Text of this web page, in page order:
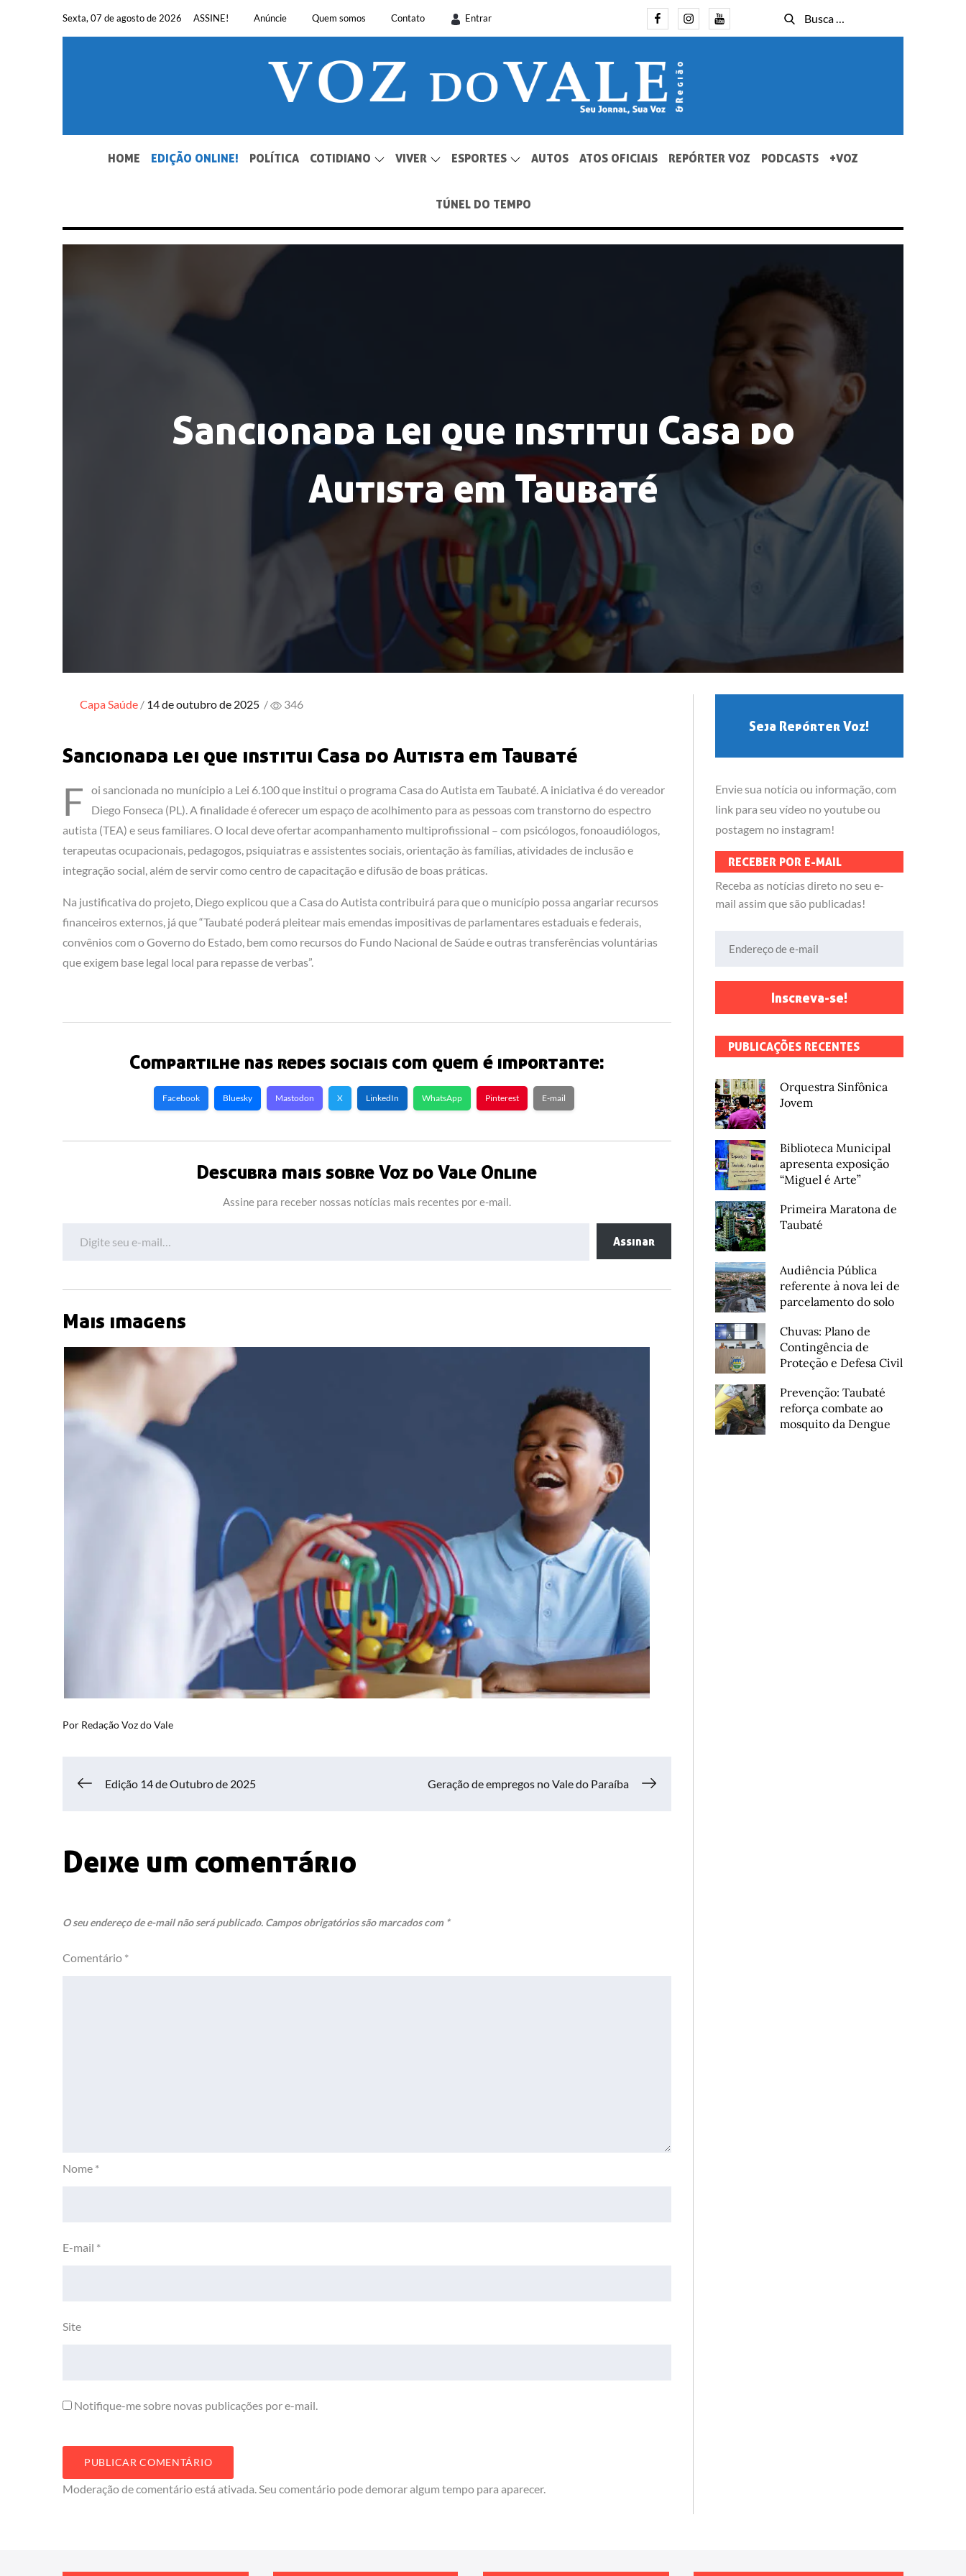
Sexta, 07 de agosto de 2026 ASSINE! Anúncie Quem somos Contato Entrar FacebookInstagramYoutube
Busca
for:
Busca
SEU JORNAL, SUA VOZ. DESDE 1948.
HOME EDIÇÃO ONLINE! POLÍTICA COTIDIANO VIVER ESPORTES AUTOS ATOS OFICIAIS REPÓRTER VOZ PODCASTS +VOZ
TÚNEL DO TEMPO
Sancionada lei que institui Casa do
Autista em Taubaté
CapaSaúde Posted
14 de outubro de 2025 / 346
Sancionada lei que institui Casa do Autista em Taubaté
F
oi sancionada no munícipio a Lei 6.100 que institui o programa Casa do Autista em Taubaté. A iniciativa é do vereador
Diego Fonseca (PL). A finalidade é oferecer um espaço de acolhimento para as pessoas com transtorno do espectro
autista (TEA) e seus familiares. O local deve ofertar acompanhamento multiprofissional – com psicólogos, fonoaudiólogos,
terapeutas ocupacionais, pedagogos, psiquiatras e assistentes sociais, orientação às famílias, atividades de inclusão e
integração social, além de servir como centro de capacitação e difusão de boas práticas.
Na justificativa do projeto, Diego explicou que a Casa do Autista contribuirá para que o município possa angariar recursos
financeiros externos, já que “Taubaté poderá pleitear mais emendas impositivas de parlamentares estaduais e federais,
convênios com o Governo do Estado, bem como recursos do Fundo Nacional de Saúde e outras transferências voluntárias
que exigem base legal local para repasse de verbas”.
Compartilhe nas redes sociais com quem é importante:
Facebook Bluesky Mastodon X LinkedIn WhatsApp Pinterest E-mail
Descubra mais sobre Voz do Vale Online
Assine para receber nossas notícias mais recentes por e-mail.
Assinar
Mais imagens
Por Redação Voz do Vale
Navegação
Post
Edição 14 de Outubro de 2025 Geração de empregos no Vale do Paraíba
Deixe um comentário
O seu endereço de e-mail não será publicado. Campos obrigatórios são marcados com *
Comentário *
Nome *
E-mail *
Site
Notifique-me sobre novas publicações por e-mail.
Moderação de comentário está ativada. Seu comentário pode demorar algum tempo para aparecer.
Seja Repórter Voz!
Envie sua notícia ou informação, com
link para seu vídeo no youtube ou
postagem no instagram!
RECEBER POR E-MAIL
Receba as notícias direto no seu e-
mail assim que são publicadas!
Inscreva-se!
PUBLICAÇÕES RECENTES
Orquestra Sinfônica
Jovem
Biblioteca Municipal
apresenta exposição
“Miguel é Arte”
Primeira Maratona de
Taubaté
Audiência Pública
referente à nova lei de
parcelamento do solo
Chuvas: Plano de
Contingência de
Proteção e Defesa Civil
Prevenção: Taubaté
reforça combate ao
mosquito da Dengue